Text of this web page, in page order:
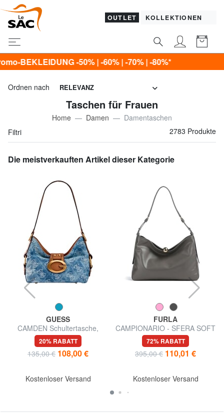
OUTLET KOLLEKTIONEN
| -80%*
Ordnen nach RELEVANZ
Taschen für Frauen
Home Damen
Damentaschen
Filtri
2783 Produkte
Die meistverkauften Artikel dieser Kategorie
GUESS
CAMDEN Schultertasche,
verstellbar
20% RABATT
135,00 € 108,00 €
Kostenloser Versand
FURLA
CAMPIONARIO - SFERA SOFT
Schultertasche, Leder,
Hergestellt in Italien
72% RABATT
395,00 € 110,01 €
Kostenloser Versand